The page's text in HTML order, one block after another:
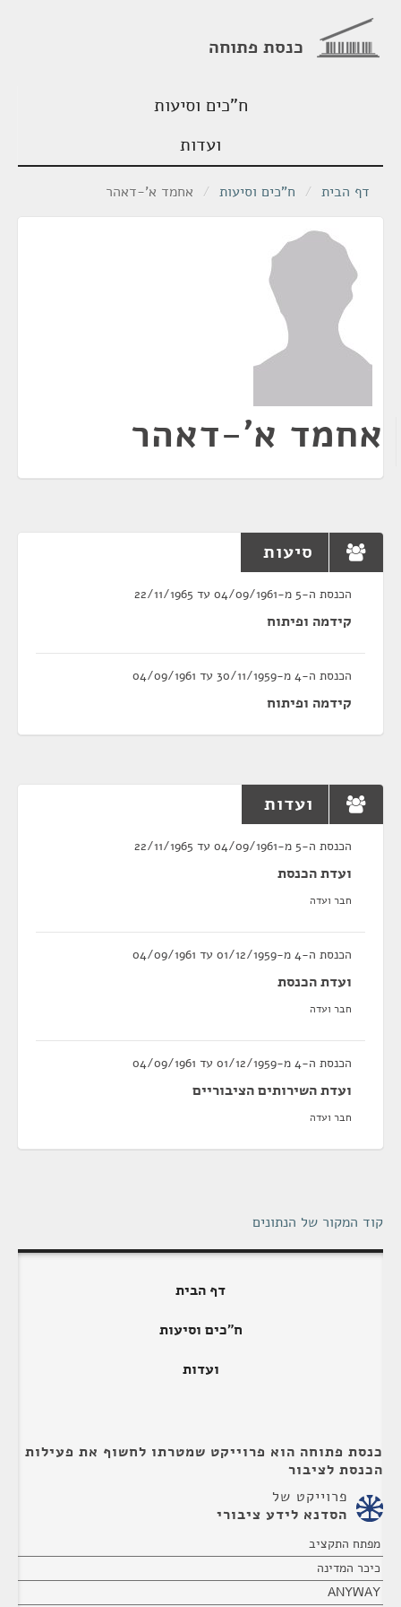
כנסת פתוחה
ח"כים וסיעות
ועדות
דף הבית / ח"כים וסיעות / אחמד א'-דאהר
אחמד א'-דאהר
סיעות
הכנסת ה-5 מ-04/09/1961 עד 22/11/1965
קידמה ופיתוח
הכנסת ה-4 מ-30/11/1959 עד 04/09/1961
קידמה ופיתוח
ועדות
הכנסת ה-5 מ-04/09/1961 עד 22/11/1965
ועדת הכנסת
חבר ועדה
הכנסת ה-4 מ-01/12/1959 עד 04/09/1961
ועדת הכנסת
חבר ועדה
הכנסת ה-4 מ-01/12/1959 עד 04/09/1961
ועדת השירותים הציבוריים
חבר ועדה
קוד המקור של הנתונים
דף הבית
ח"כים וסיעות
ועדות
כנסת פתוחה הוא פרוייקט שמטרתו לחשוף את פעילות
הכנסת לציבור
פרוייקט של
הסדנא לידע ציבורי
מפתח התקציב
כיכר המדינה
ANYWAY